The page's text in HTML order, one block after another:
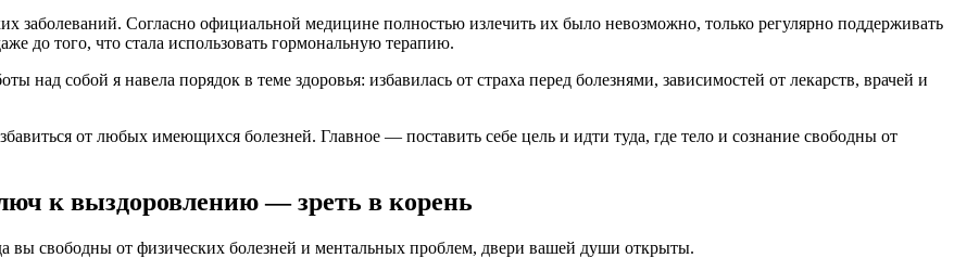
заболеваний. Согласно официальной медицине полностью излечить их было невозможно, только регулярно поддерживать
до того, что стала использовать гормональную терапию.
над собой я навела порядок в теме здоровья: избавилась от страха перед болезнями, зависимостей от лекарств, врачей и
от любых имеющихся болезней. Главное — поставить себе цель и идти туда, где тело и сознание свободны от
к выздоровлению — зреть в корень
вы свободны от физических болезней и ментальных проблем, двери вашей души открыты.